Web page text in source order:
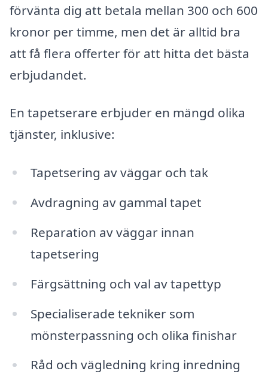
förvänta dig att betala mellan 300 och 600
kronor per timme, men det är alltid bra
att få flera offerter för att hitta det bästa
erbjudandet.
En tapetserare erbjuder en mängd olika
tjänster, inklusive:
Tapetsering av väggar och tak
Avdragning av gammal tapet
Reparation av väggar innan
tapetsering
Färgsättning och val av tapettyp
Specialiserade tekniker som
mönsterpassning och olika finishar
Råd och vägledning kring inredning